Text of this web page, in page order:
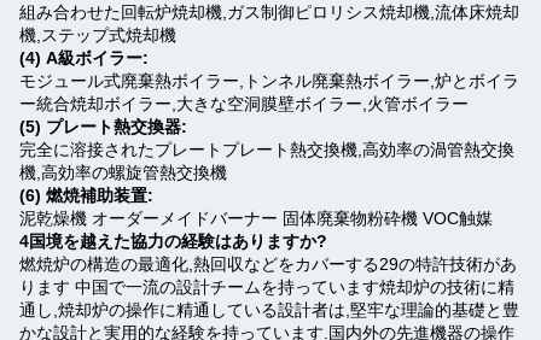
組み合わせた回転炉焼却機,ガス制御ピロリシス焼却機,流体床焼却
機,ステップ式焼却機
(4) A級ボイラー:
モジュール式廃棄熱ボイラー,トンネル廃棄熱ボイラー,炉とボイラ
ー統合焼却ボイラー,大きな空洞膜壁ボイラー,火管ボイラー
(5) プレート熱交換器:
完全に溶接されたプレートプレート熱交換機,高効率の渦管熱交換
機,高効率の螺旋管熱交換機
(6) 燃焼補助装置:
泥乾燥機 オーダーメイドバーナー 固体廃棄物粉砕機 VOC触媒
4国境を越えた協力の経験はありますか?
燃焼炉の構造の最適化,熱回収などをカバーする29の特許技術があ
ります 中国で一流の設計チームを持っています焼却炉の技術に精
通し,焼却炉の操作に精通している設計者は,堅牢な理論的基礎と豊
かな設計と実用的な経験を持っています.国内外の先進機器の操作